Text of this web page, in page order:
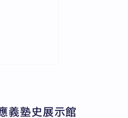
義塾史展示館